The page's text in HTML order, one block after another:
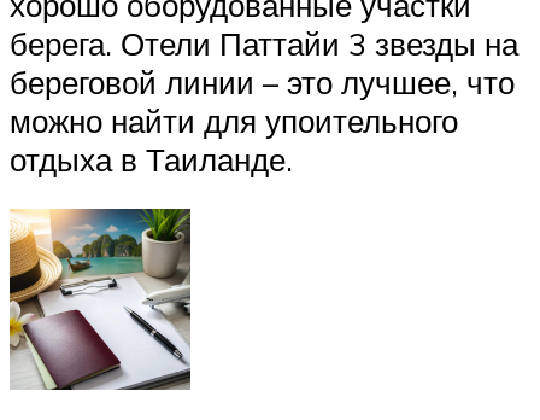
берега. Отели Паттайи 3 звезды на
береговой линии – это лучшее, что
можно найти для упоительного
отдыха в Таиланде.